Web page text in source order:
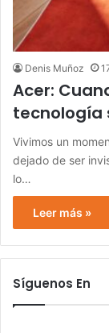
Denis Muñoz
Acer:
tecnología
Vivimos un
dejado de ser
lo…
Leer más »
Síguenos En